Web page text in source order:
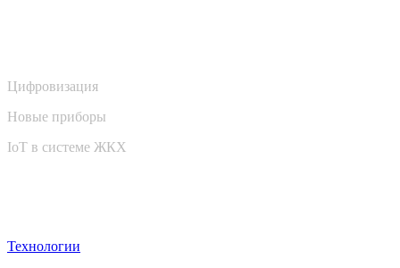
Цифровизация
Новые приборы
IoT в системе ЖКХ
Технологии